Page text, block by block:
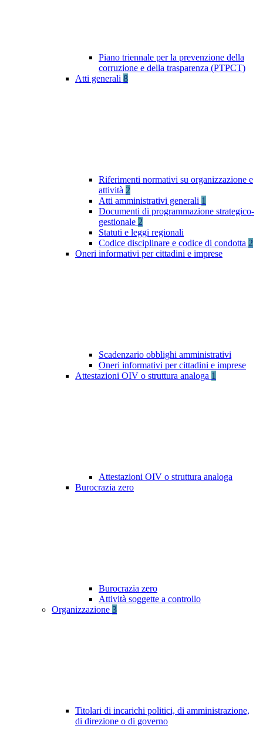
Piano triennale per la prevenzione della
corruzione e della trasparenza (PTPCT)
Atti generali 8
Riferimenti normativi su organizzazione e
attività 2
Atti amministrativi generali 1
Documenti di programmazione strategico-
gestionale 2
Statuti e leggi regionali
Codice disciplinare e codice di condotta 2
Oneri informativi per cittadini e imprese
Scadenzario obblighi amministrativi
Oneri informativi per cittadini e imprese
Attestazioni OIV o struttura analoga 1
Attestazioni OIV o struttura analoga
Burocrazia zero
Burocrazia zero
Attività soggette a controllo
Organizzazione 3
Titolari di incarichi politici, di amministrazione,
di direzione o di governo